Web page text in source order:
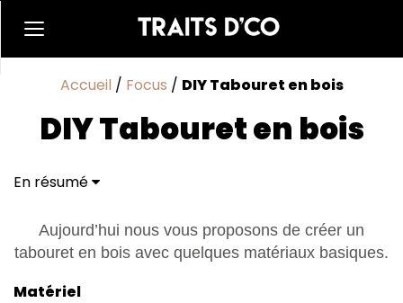
Accueil / Focus / DIY Tabouret en bois
DIY Tabouret en bois
En résumé
Aujourd’hui nous vous proposons de créer un
tabouret en bois avec quelques matériaux basiques.
Matériel